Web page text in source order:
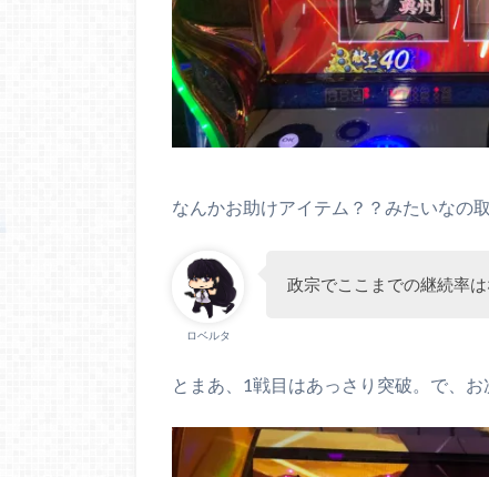
なんかお助けアイテム？？みたいなの
ロベルタ
政宗でここまでの継続率
とまあ、1戦目はあっさり突破。で、お